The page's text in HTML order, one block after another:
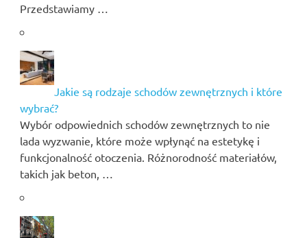
Przedstawiamy …
Jakie są rodzaje schodów zewnętrznych i które
wybrać?
Wybór odpowiednich schodów zewnętrznych to nie
lada wyzwanie, które może wpłynąć na estetykę i
funkcjonalność otoczenia. Różnorodność materiałów,
takich jak beton, …